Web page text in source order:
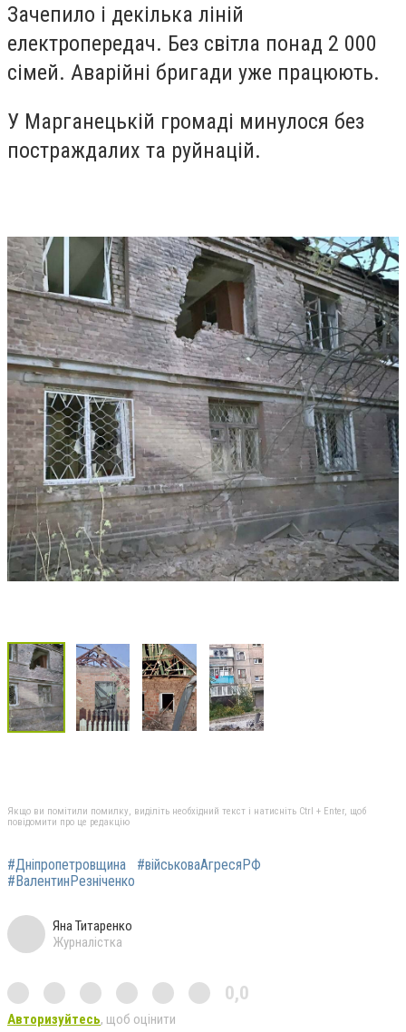
Зачепило і декілька ліній
електропередач. Без світла понад 2 000
сімей. Аварійні бригади уже працюють.
У Марганецькій громаді минулося без
постраждалих та руйнацій.
Якщо ви помітили помилку, виділіть необхідний текст і натисніть Ctrl + Enter, щоб
повідомити про це редакцію
#Дніпропетровщина
#військоваАгресяРФ
#ВалентинРезніченко
Яна Титаренко
Журналістка
0,0
Авторизуйтесь, щоб оцінити